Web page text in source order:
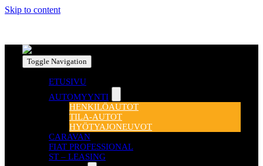
Skip to content
Toggle Navigation
ETUSIVU
AUTOMYYNTI
HENKILÖAUTOT
TILA-AUTOT
HYÖTYAJONEUVOT
CARAVAN
FIAT PROFESSIONAL
ST – LEASING